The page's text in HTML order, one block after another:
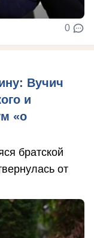
0
Вучич
и
«о
братской
от